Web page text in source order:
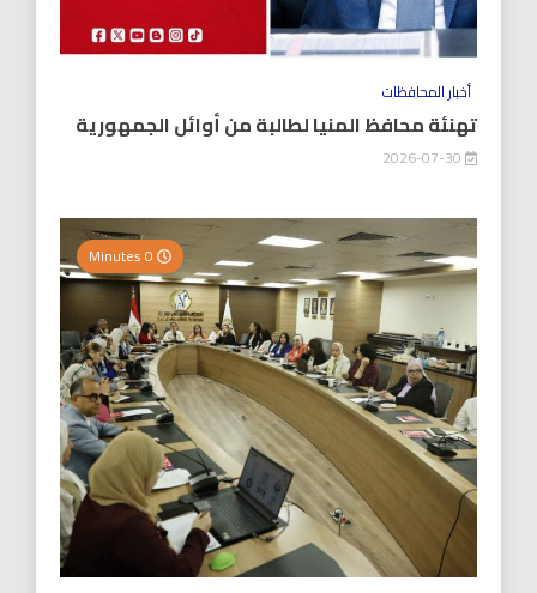
أخبار المحافظات
تهنئة محافظ المنيا لطالبة من أوائل الجمهورية